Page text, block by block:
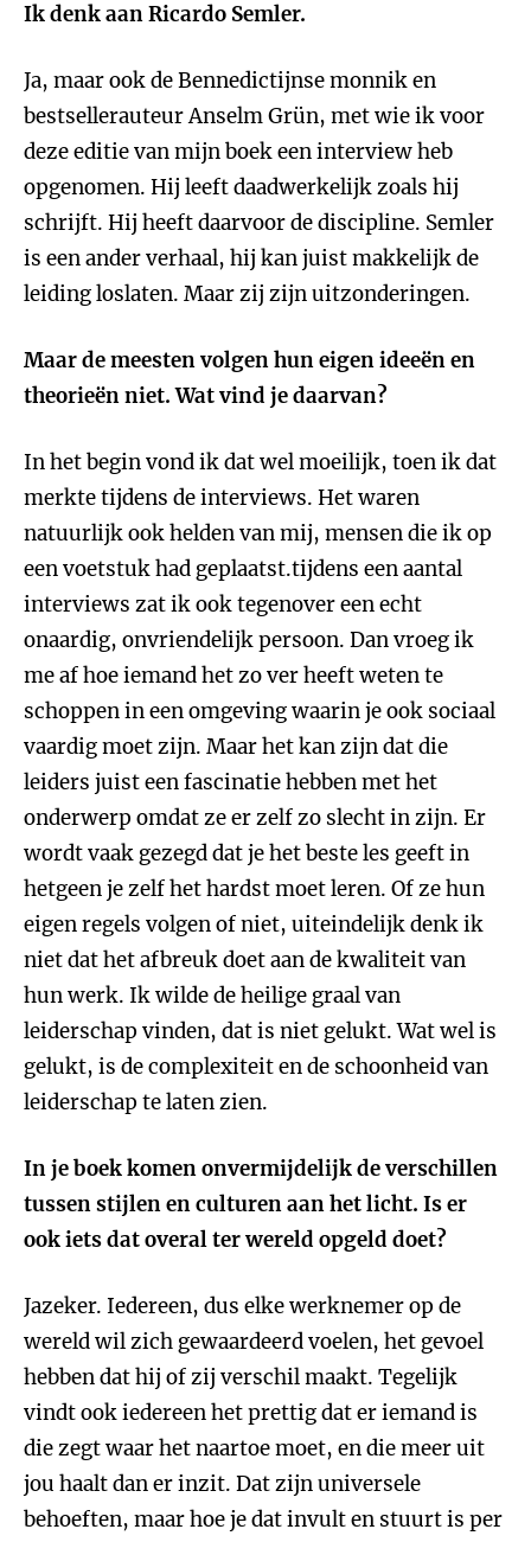
Ik denk aan Ricardo Semler.
Ja, maar ook de Bennedictijnse monnik en
bestsellerauteur Anselm Grün, met wie ik voor
deze editie van mijn boek een interview heb
opgenomen. Hij leeft daadwerkelijk zoals hij
schrijft. Hij heeft daarvoor de discipline. Semler
is een ander verhaal, hij kan juist makkelijk de
leiding loslaten. Maar zij zijn uitzonderingen.
Maar de meesten volgen hun eigen ideeën en
theorieën niet. Wat vind je daarvan?
In het begin vond ik dat wel moeilijk, toen ik dat
merkte tijdens de interviews. Het waren
natuurlijk ook helden van mij, mensen die ik op
een voetstuk had geplaatst.tijdens een aantal
interviews zat ik ook tegenover een echt
onaardig, onvriendelijk persoon. Dan vroeg ik
me af hoe iemand het zo ver heeft weten te
schoppen in een omgeving waarin je ook sociaal
vaardig moet zijn. Maar het kan zijn dat die
leiders juist een fascinatie hebben met het
onderwerp omdat ze er zelf zo slecht in zijn. Er
wordt vaak gezegd dat je het beste les geeft in
hetgeen je zelf het hardst moet leren. Of ze hun
eigen regels volgen of niet, uiteindelijk denk ik
niet dat het afbreuk doet aan de kwaliteit van
hun werk. Ik wilde de heilige graal van
leiderschap vinden, dat is niet gelukt. Wat wel is
gelukt, is de complexiteit en de schoonheid van
leiderschap te laten zien.
In je boek komen onvermijdelijk de verschillen
tussen stijlen en culturen aan het licht. Is er
ook iets dat overal ter wereld opgeld doet?
Jazeker. Iedereen, dus elke werknemer op de
wereld wil zich gewaardeerd voelen, het gevoel
hebben dat hij of zij verschil maakt. Tegelijk
vindt ook iedereen het prettig dat er iemand is
die zegt waar het naartoe moet, en die meer uit
jou haalt dan er inzit. Dat zijn universele
behoeften, maar hoe je dat invult en stuurt is per